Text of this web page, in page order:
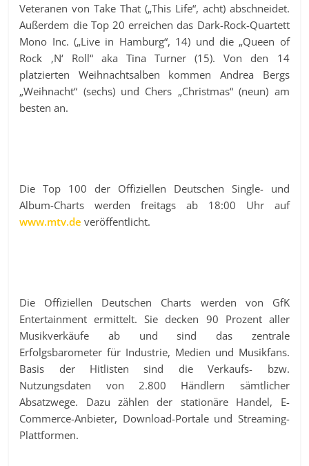
Veteranen von Take That („This Life“, acht) abschneidet.
Außerdem die Top 20 erreichen das Dark-Rock-Quartett
Mono Inc. („Live in Hamburg“, 14) und die „Queen of
Rock ‚N‘ Roll“ aka Tina Turner (15). Von den 14
platzierten Weihnachtsalben kommen Andrea Bergs
„Weihnacht“ (sechs) und Chers „Christmas“ (neun) am
besten an.
Die Top 100 der Offiziellen Deutschen Single- und
Album-Charts werden freitags ab 18:00 Uhr auf
www.mtv.de veröffentlicht.
Die Offiziellen Deutschen Charts werden von GfK
Entertainment ermittelt. Sie decken 90 Prozent aller
Musikverkäufe ab und sind das zentrale
Erfolgsbarometer für Industrie, Medien und Musikfans.
Basis der Hitlisten sind die Verkaufs- bzw.
Nutzungsdaten von 2.800 Händlern sämtlicher
Absatzwege. Dazu zählen der stationäre Handel, E-
Commerce-Anbieter, Download-Portale und Streaming-
Plattformen.